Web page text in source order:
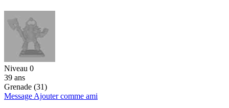
Niveau 0
39 ans
Grenade (31)
Message Ajouter comme ami